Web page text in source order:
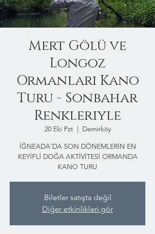
Mert Gölü ve
Longoz
Ormanları Kano
Turu - Sonbahar
Renkleriyle
20 Eki Pzt
  |
Demirköy
İĞNEADA'DA SON DÖNEMLERİN EN
KEYİFLİ DOĞA AKTİVİTESİ ORMANDA
KANO TURU
Biletler satışta değil
Diğer etkinlikleri gör